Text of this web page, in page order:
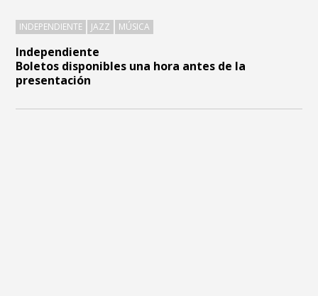
Independiente
Boletos disponibles una hora antes de la
presentación
INDEPENDIENTE JAZZ MÚSICA